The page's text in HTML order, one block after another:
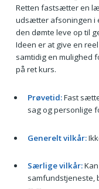
Retten fastsætter en
udsætter afsoningen i
den dømte leve op til
Ideen er at give en
samtidig en mulighed
på ret kurs.
Prøvetid:Fast
sag og personlige
Generelt vilkår:
Særlige vilkår:Kan
samfundstjeneste,